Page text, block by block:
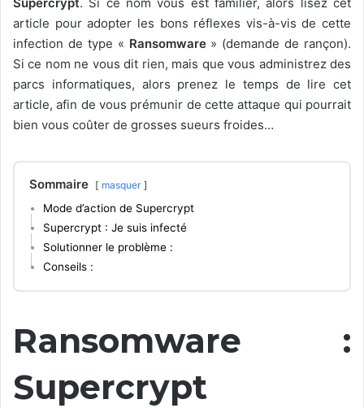
article pour adopter les bons réflexes vis-à-vis de cette
infection de type « Ransomware» (demande de rançon).
Si ce nom ne vous dit rien, mais que vous administrez des
parcs informatiques, alors prenez le temps de lire cet
article, afin de vous prémunir de cette attaque qui pourrait
bien vous coûter de grosses sueurs froides…
Sommaire masquer
Mode d’action de Supercrypt
Supercrypt : Je suis infecté
Solutionner le problème :
Conseils :
Ransomware :
Supercrypt